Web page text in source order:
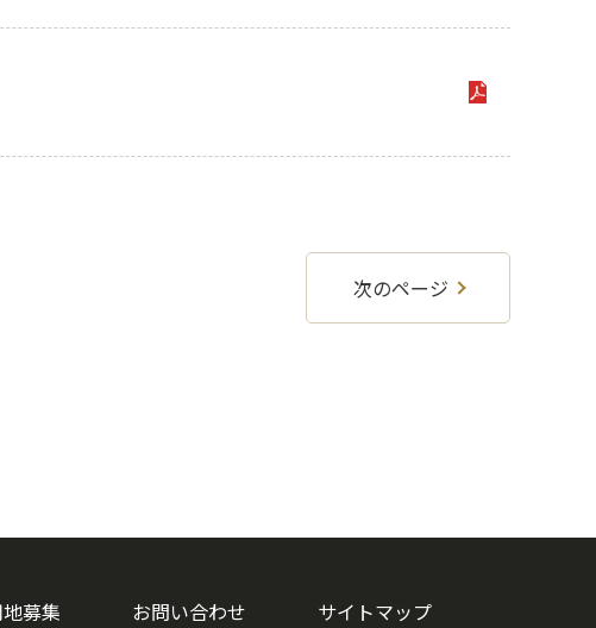
次のページ
募集 お問い合わせ サイトマップ